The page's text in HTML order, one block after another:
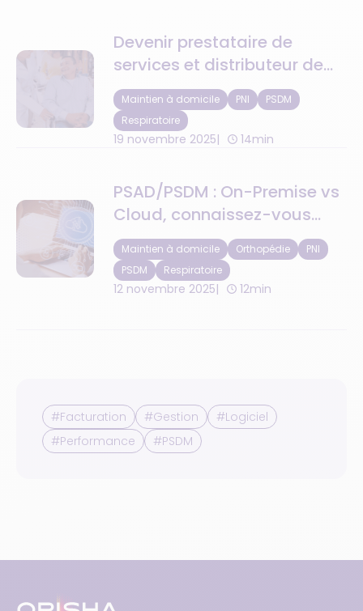
Devenir prestataire de
services et distributeur de
matériel (PSDM) ?
Maintien à domicile PNI
PSDM
Respiratoire
19 novembre 2025 14min
PSAD/PSDM : On-Premise vs
Cloud, connaissez-vous
vraiment la différence ?
Maintien à domicile Orthopédie
PNI
PSDM
Respiratoire
12 novembre 2025 12min
#Facturation #Gestion
#Logiciel
#Performance
#PSDM